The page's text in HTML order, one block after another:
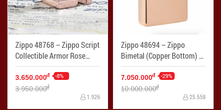
Zippo 48768 – Zippo Script
Collectible Armor Rose
Gold - Mã SP: ZPC4175
3.650.000đ -8%
3.950.000đ
1.926
Zippo 48694 – Zippo
Bimetal (Copper Bottom) -
Mã SP: ZPC4136
7.050.000đ -29%
10.000.000đ
25.558